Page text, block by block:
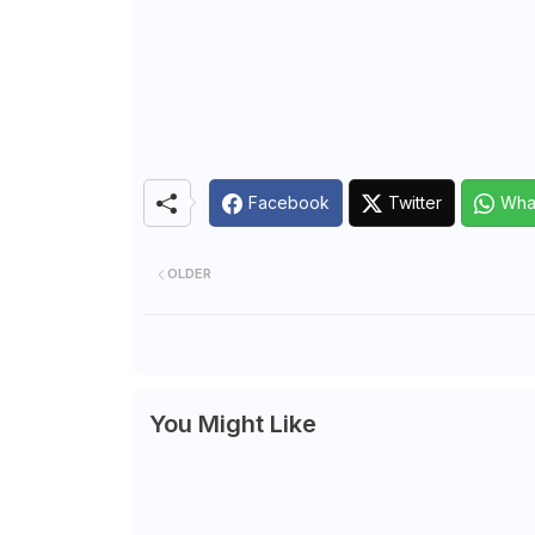
Facebook Twitter
OLDER
You Might Like